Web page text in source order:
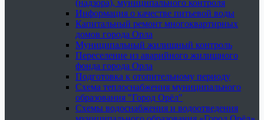
(надзора), муниципального контроля
Информация о качестве питьевой воды
Капитальный ремонт многоквартирных
домов города Орла
Муниципальный жилищный контроль
Переселение из аварийного жилищного
фонда города Орла
Подготовка к отопительному периоду
Схема теплоснабжения муниципального
образования "Город Орёл"
Схемы водоснабжения и водоотведения